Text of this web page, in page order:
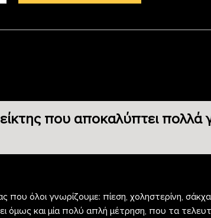
που αποκαλύπτει πολλά
που όλοι γνωρίζουμε: πίεση, χοληστερίνη,
όμως και μία πολύ απλή μέτρηση, που τα